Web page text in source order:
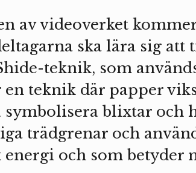
av videoverket
ska lära sig att
teknik, som
en teknik där papper
blixtar och
trädgrenar och
och som betyder